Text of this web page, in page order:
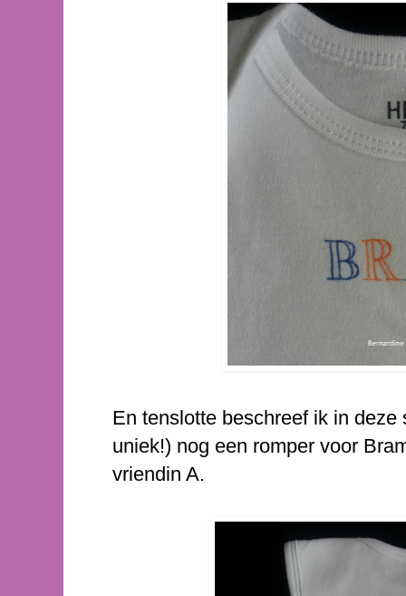
En tenslotte beschreef ik in
uniek!) nog een romper voor
vriendin A.